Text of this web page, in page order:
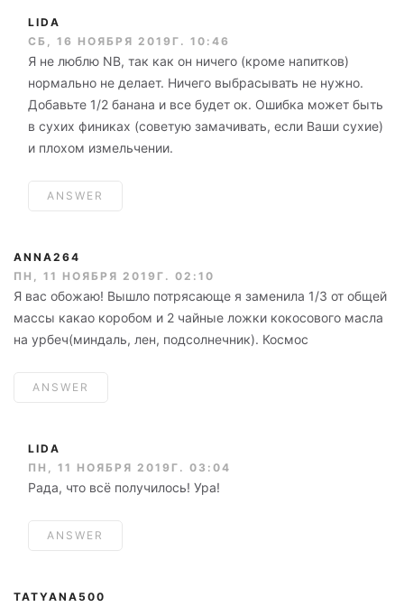
LIDA
СБ, 16 НОЯБРЯ 2019Г. 10:46
Я не люблю NB, так как он ничего (кроме напитков)
нормально не делает. Ничего выбрасывать не нужно.
Добавьте 1/2 банана и все будет ок. Ошибка может быть
в сухих финиках (советую замачивать, если Ваши сухие)
и плохом измельчении.
ANSWER
ANNA264
ПН, 11 НОЯБРЯ 2019Г. 02:10
Я вас обожаю! Вышло потрясающе я заменила 1/3 от общей
массы какао коробом и 2 чайные ложки кокосового масла
на урбеч(миндаль, лен, подсолнечник). Космос
ANSWER
LIDA
ПН, 11 НОЯБРЯ 2019Г. 03:04
Рада, что всё получилось! Ура!
ANSWER
TATYANA500